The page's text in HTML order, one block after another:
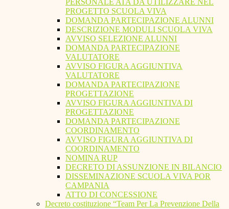
PERSONALE ATA DA UTILIZZARE NEL
PROGETTO SCUOLA VIVA
DOMANDA PARTECIPAZIONE ALUNNI
DESCRIZIONE MODULI SCUOLA VIVA
AVVISO SELEZIONE ALUNNI
DOMANDA PARTECIPAZIONE
VALUTATORE
AVVISO FIGURA AGGIUNTIVA
VALUTATORE
DOMANDA PARTECIPAZIONE
PROGETTAZIONE
AVVISO FIGURA AGGIUNTIVA DI
PROGETTAZIONE
DOMANDA PARTECIPAZIONE
COORDINAMENTO
AVVISO FIGURA AGGIUNTIVA DI
COORDINAMENTO
NOMINA RUP
DECRETO DI ASSUNZIONE IN BILANCIO
DISSEMINAZIONE SCUOLA VIVA POR
CAMPANIA
ATTO DI CONCESSIONE
Decreto costituzione “Team Per La Prevenzione Della